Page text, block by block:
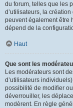
du forum, telles que les
d’utilisateurs, la
peuvent également être
dépend de la
Haut
Que sont les
Les modérateurs sont
d’utilisateurs
possibilité de modifier
déverrouiller, les
modèrent. En règle